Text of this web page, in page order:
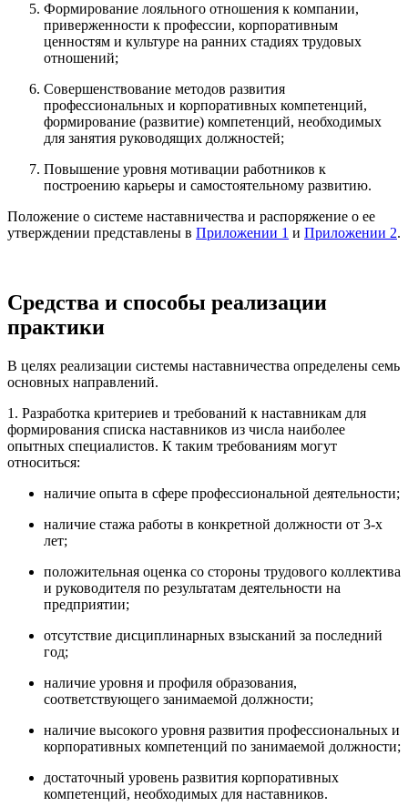
Формирование лояльного отношения к компании,
приверженности к профессии, корпоративным
ценностям и культуре на ранних стадиях трудовых
отношений;
Совершенствование методов развития
профессиональных и корпоративных компетенций,
формирование (развитие) компетенций, необходимых
для занятия руководящих должностей;
Повышение уровня мотивации работников к
построению карьеры и самостоятельному развитию.
Положение о системе наставничества и распоряжение о ее
утверждении представлены в Приложении 1 и Приложении 2.
Средства и способы реализации
практики
В целях реализации системы наставничества определены семь
основных направлений.
1. Разработка критериев и требований к наставникам для
формирования списка наставников из числа наиболее
опытных специалистов. К таким требованиям могут
относиться:
наличие опыта в сфере профессиональной деятельности;
наличие стажа работы в конкретной должности от 3-х
лет;
положительная оценка со стороны трудового коллектива
и руководителя по результатам деятельности на
предприятии;
отсутствие дисциплинарных взысканий за последний
год;
наличие уровня и профиля образования,
соответствующего занимаемой должности;
наличие высокого уровня развития профессиональных и
корпоративных компетенций по занимаемой должности;
достаточный уровень развития корпоративных
компетенций, необходимых для наставников.